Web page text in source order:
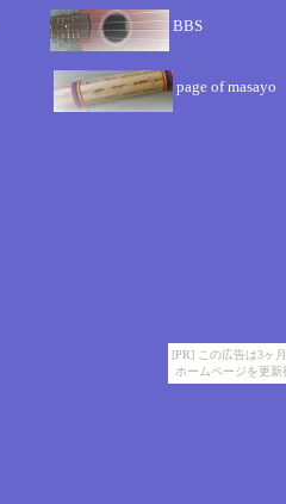
[PR] この広告は3ヶ
ホームページを更
page of